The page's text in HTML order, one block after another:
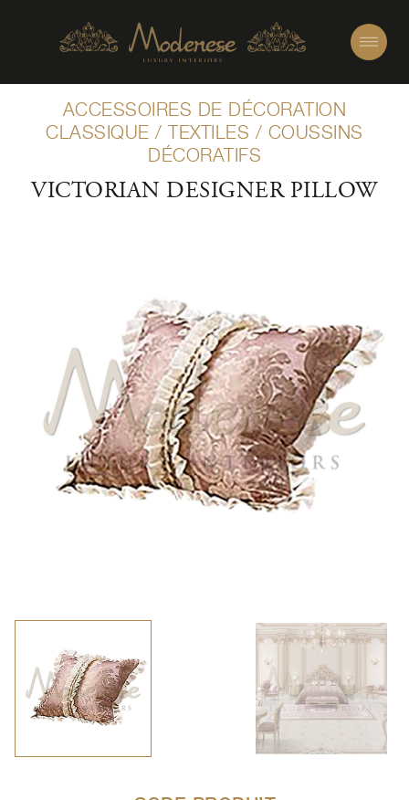
ACCESSOIRES DE DÉCORATION
CLASSIQUE /TEXTILES / COUSSINS
DÉCORATIFS
VICTORIAN DESIGNER PILLOW